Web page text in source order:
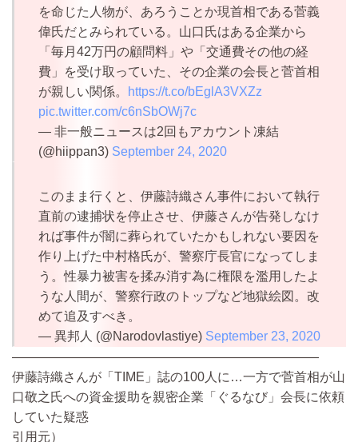
を命じた人物が、あろうことか現首相である菅義
偉氏だとみられている。山口氏はある企業から
「毎月42万円の顧問料」や「交通費その他の経
費」を受け取っていた、その企業の会長と菅首相
が親しい関係。
https://t.co/bEglA3VXZz
pic.twitter.com/c6nSbOWj7c
— 非一般ニュースは2回もアカウント凍結
(@hiippan3) September 24, 2020
このまま行くと、伊藤詩織さん事件において執行
直前の逮捕状を停止させ、伊藤さんが告発しなけ
れば事件が闇に葬られていたかもしれない要因を
作り上げた中村格氏が、警察庁長官になってしま
う。性暴力被害を揉み消す為に権限を濫用したよ
うな人間が、警察行政のトップなど地獄絵図。改
めて追及すべき。
— 異邦人 (@Narodovlastiye) September 23, 2020
————————————————————————
伊藤詩織さんが「TIME」誌の100人に…一方で菅首相が山
口敬之氏への資金援助を親密企業「ぐるなび」会長に依頼
していた疑惑
引用元）